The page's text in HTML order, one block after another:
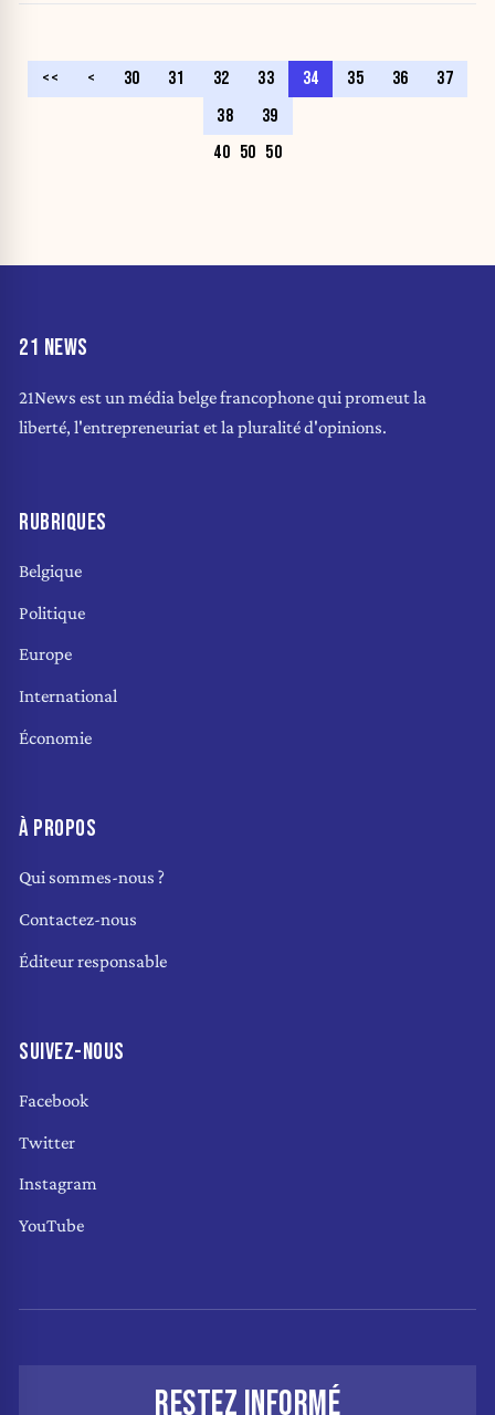
<< < 30 31 32 33 34 35 36
37
38
39
40 50 50
21 NEWS
21News est un média belge francophone qui promeut la
liberté, l'entrepreneuriat et la pluralité d'opinions.
RUBRIQUES
Belgique
Politique
Europe
International
Économie
À PROPOS
Qui sommes-nous ?
Contactez-nous
Éditeur responsable
SUIVEZ-NOUS
Facebook
Twitter
Instagram
YouTube
RESTEZ INFORMÉ